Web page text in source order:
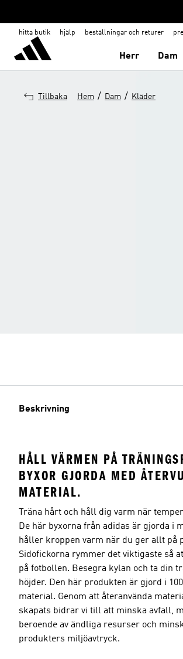
hitta butik hjälp beställningar och returer
Herr Dam
Tillbaka Hem / Dam / Kläder
Beskrivning
HÅLL VÄRMEN PÅ
BYXOR GJORDA MED
MATERIAL.
Träna hårt och håll dig varm när
De här byxorna från adidas är gjorda i
håller kroppen varm när du ger allt på
Sidofickorna rymmer det viktigaste så
på fotbollen. Besegra kylan och ta din
höjder. Den här produkten är gjord i
material. Genom att återanvända
skapats bidrar vi till att minska avfall,
beroende av ändliga resurser och
produkters miljöavtryck.